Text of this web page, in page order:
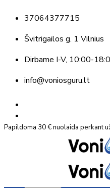
37064377715
Švitrigailos g. 1 Vilnius
Dirbame I-V, 10:00-
info@voniosguru.lt
Papildoma 30 € nuolaida perkant